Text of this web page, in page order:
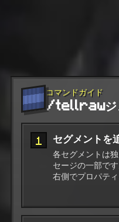
コマンドガイド
/tellrawジ
1 セグメントを
各セグメントは
セージの一部で
右側でプロパテ